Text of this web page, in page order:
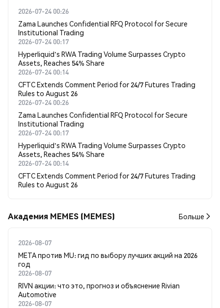
2026-07-24 00:26
Zama Launches Confidential RFQ Protocol for Secure
Institutional Trading
2026-07-24 00:17
Hyperliquid's RWA Trading Volume Surpasses Crypto
Assets, Reaches 54% Share
2026-07-24 00:14
CFTC Extends Comment Period for 24/7 Futures Trading
Rules to August 26
2026-07-24 00:26
Zama Launches Confidential RFQ Protocol for Secure
Institutional Trading
2026-07-24 00:17
Hyperliquid's RWA Trading Volume Surpasses Crypto
Assets, Reaches 54% Share
2026-07-24 00:14
CFTC Extends Comment Period for 24/7 Futures Trading
Rules to August 26
Академия MEMES (MEMES) Больше
2026-08-07
META против MU: гид по выбору лучших акций на 2026
год
2026-08-07
RIVN акции: что это, прогноз и объяснение Rivian
Automotive
2026-08-07